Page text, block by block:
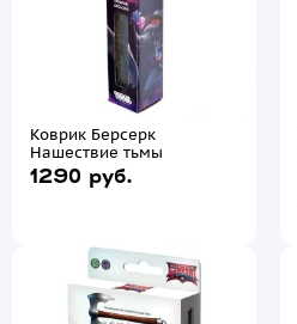
Коврик Берсерк
Нашествие тьмы
1290 руб.